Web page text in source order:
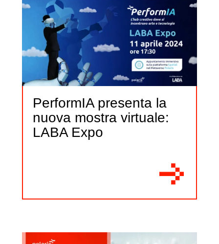
PerformIA presenta la
nuova mostra virtuale:
LABA Expo